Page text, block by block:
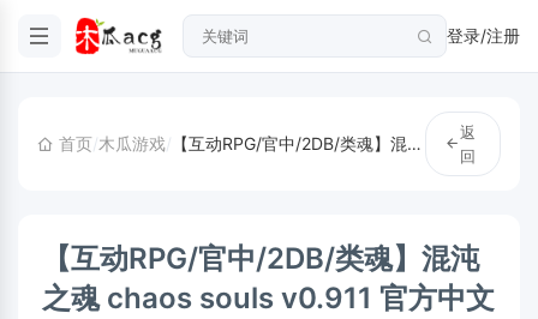
登录/注册
首页/木瓜游戏/ 【互动RPG/官中/2DB/类魂】混沌之魂 chaos souls v0.911 官方中文B版【2.2G/新作】
返
回
【互动RPG/官中/2DB/类魂】混沌
之魂 chaos souls v0.911 官方中文